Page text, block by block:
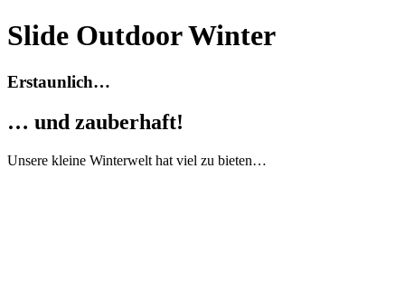
Slide Outdoor Winter
Erstaunlich…
… und zauberhaft!
Unsere kleine Winterwelt hat viel zu bieten…